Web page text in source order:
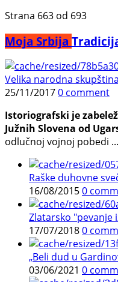
Strana 663 od 693
Moja Srbija
Velika narodna
25/11/20170 comment
Istoriografski je
Južnih Slovena od
odlučnoj vojnoj pobedi ...
Raške duhovne
16/08/20150
Zlatarsko "pevanje
17/07/20180
„Beli dud u
03/06/2021 0